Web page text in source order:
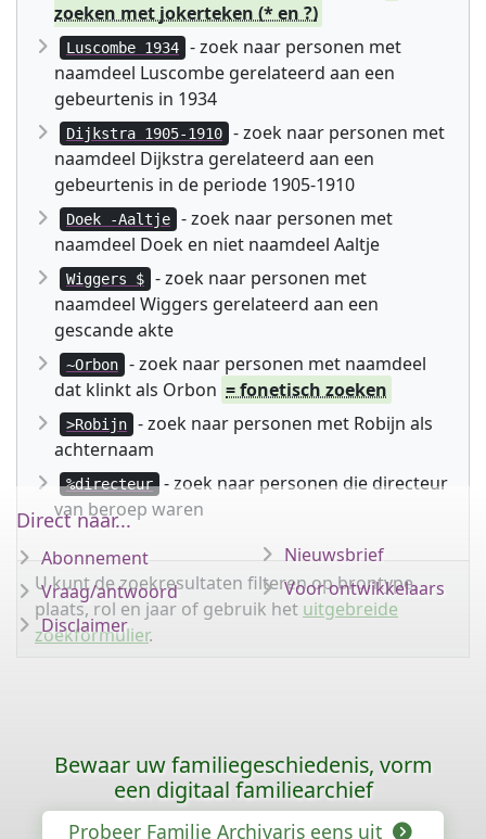
zoeken met jokerteken (* en ?)
Luscombe 1934
- zoek naar personen met
naamdeel Luscombe gerelateerd aan een
gebeurtenis in 1934
Dijkstra 1905-1910
- zoek naar personen met
naamdeel Dijkstra gerelateerd aan een
gebeurtenis in de periode 1905-1910
Doek -Aaltje
- zoek naar personen met
naamdeel Doek en niet naamdeel Aaltje
Wiggers $
- zoek naar personen met
naamdeel Wiggers gerelateerd aan een
gescande akte
~Orbon
- zoek naar personen met naamdeel
dat klinkt als Orbon = fonetisch zoeken
>Robijn
- zoek naar personen met Robijn als
achternaam
%directeur
- zoek naar personen die directeur
van beroep waren
U kunt de zoekresultaten filteren op brontype,
plaats, rol en jaar of gebruik het uitgebreide
zoekformulier.
Direct naar...
Abonnement
Vraag/antwoord
Disclaimer
Nieuwsbrief
Voor ontwikkelaars
Bewaar uw familiegeschiedenis, vorm
een digitaal familiearchief
Probeer Familie Archivaris eens uit